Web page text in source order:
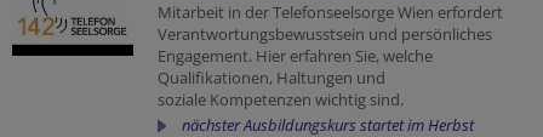
Mitarbeit in der Telefonseelsorge Wien erfordert
Verantwortungsbewusstsein und persönliches
Engagement. Hier erfahren Sie, welche
Qualifikationen, Haltungen und
soziale Kompetenzen wichtig sind.
nächster Ausbildungskurs startet im Herbst